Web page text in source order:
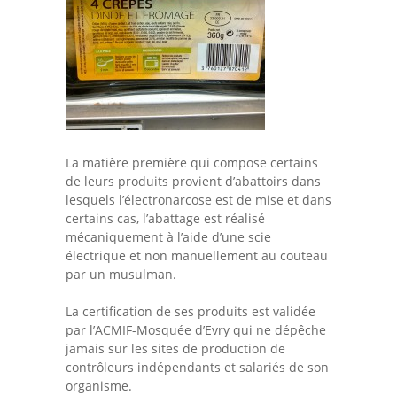
La matière première qui compose certains
de leurs produits provient d’abattoirs dans
lesquels l’électronarcose est de mise et dans
certains cas, l’abattage est réalisé
mécaniquement à l’aide d’une scie
électrique et non manuellement au couteau
par un musulman.
La certification de ses produits est validée
par l’ACMIF-Mosquée d’Evry qui ne dépêche
jamais sur les sites de production de
contrôleurs indépendants et salariés de son
organisme.